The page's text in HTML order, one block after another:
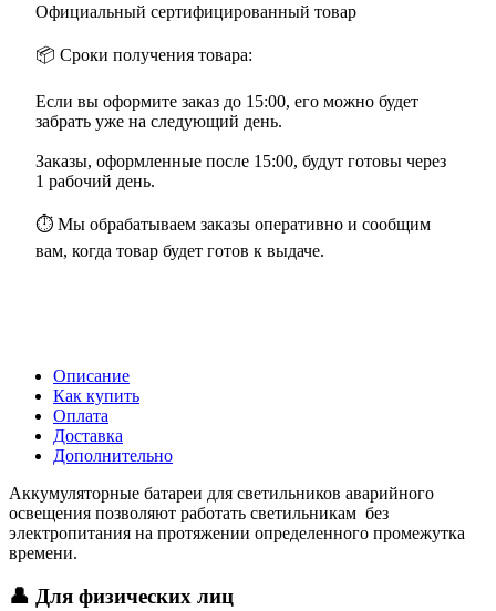
Официальный сертифицированный товар
📦 Сроки получения товара:
Если вы оформите заказ до 15:00, его можно будет
забрать уже на следующий день.
Заказы, оформленные после 15:00, будут готовы через
1 рабочий день.
⏱ Мы обрабатываем заказы оперативно и сообщим
вам, когда товар будет готов к выдаче.
Описание
Как купить
Оплата
Доставка
Дополнительно
Аккумуляторные батареи для светильников аварийного
освещения позволяют работать светильникам без
электропитания на протяжении определенного промежутка
времени.
👤 Для физических лиц